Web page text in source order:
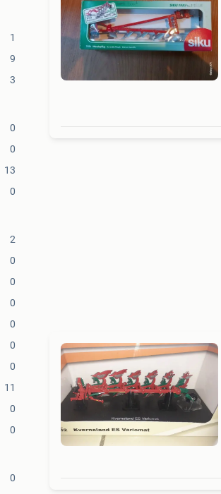
1
9
3
0
0
13
0
2
0
0
0
0
0
0
11
0
0
0